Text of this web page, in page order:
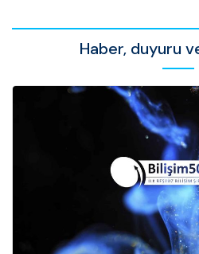
Haber, duyuru